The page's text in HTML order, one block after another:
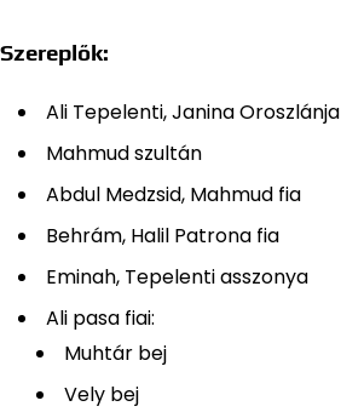
Szereplők:
Ali Tepelenti, Janina Oroszlánja
Mahmud szultán
Abdul Medzsid, Mahmud fia
Behrám, Halil Patrona fia
Eminah, Tepelenti asszonya
Ali pasa fiai:
Muhtár bej
Vely bej